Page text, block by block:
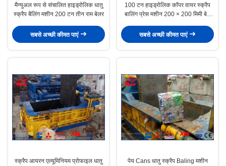
मैन्युअल रूप से संचालित हाइड्रोलिक धातु
स्क्रैप बैलिंग मशीन 200 टन तीन राम बेलर
सबसे अच्छी कीमत पाएं
100 टन हाइड्रोलिक कॉपर वायर स्क्रैप
बालिंग प्रेस मशीन 200 × 200 मिमी बेल
सबसे अच्छी कीमत पाएं
स्क्रैप आयरन एल्यूमिनियम प्रोफाइल धातु
पेय Cans धातु स्क्रैप Baling मशीन